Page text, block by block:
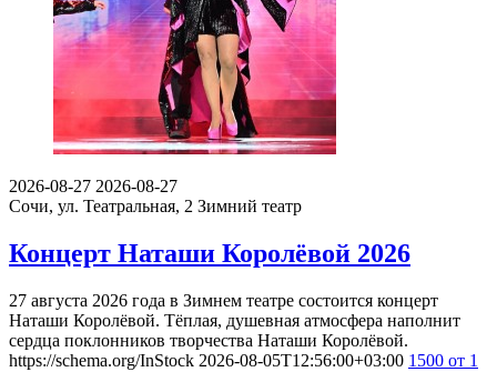
2026-08-27 2026-08-27
Сочи, ул. Театральная, 2 Зимний театр
Концерт Наташи Королёвой 2026
27 августа 2026 года в Зимнем театре состоится концерт
Наташи Королёвой. Тёплая, душевная атмосфера наполнит
сердца поклонников творчества Наташи Королёвой.
https://schema.org/InStock 2026-08-05T12:56:00+03:00 1500 от 1